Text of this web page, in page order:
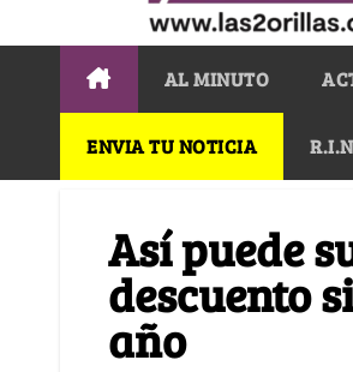
AL MINUTO
ENVIA TU NOTICIA
Así puede
descuento
año